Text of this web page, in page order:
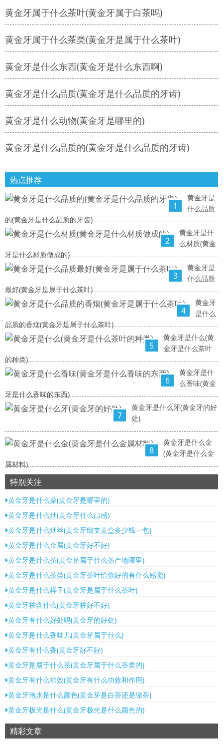
黄金牙属于什么茶叶(黄金牙属于白茶吗)
黄金牙属于什么茶类(黄金牙是属于什么茶叶)
黄金牙是什么东西(黄金牙是什么东西啊)
黄金牙是什么品质(黄金牙是什么品质的牙齿)
黄金牙是什么动物(黄金牙是哪里的)
黄金牙是什么品质的(黄金牙是什么品质的牙齿)
热点推荐
1
黄金牙是
什么品质
的(黄金牙是什么品质的牙齿)
2
黄金牙是什
么材质(黄金
牙是什么材质做成的)
3
黄金牙是
什么品质
最好(黄金牙是属于什么茶叶)
4
黄金牙
是什么
品质的香烟(黄金牙是属于什么茶叶)
5
黄金牙是什么(黄
金牙是什么茶叶
的种类)
6
黄金牙是什
么香味(黄金
牙是什么香味的东西)
7
黄金牙是什么牙(黄金牙的好
处)
8
黄金牙是什么金
(黄金牙是什么金
属材料)
特别关注
黄金牙是什么菜(黄金牙是哪里的)
黄金牙是什么烟(黄金牙什么口感)
黄金牙是什么烟丝(黄金牙细支黄盒多少钱一包)
黄金牙是什么金属(黄金牙好不好)
黄金牙是什么茶(黄金芽属于什么茶产地哪里)
黄金牙是什么茶类(黄金牙茶叶给你好的有什么感觉)
黄金牙是什么样子(黄金牙是属于什么茶叶)
黄金牙桩含什么(黄金牙桩好不好)
黄金牙有什么好处吗(黄金牙的好处)
黄金牙是什么香味儿(黄金芽属于什么)
黄金牙有什么香(黄金牙好不好)
黄金牙是属于什么茶(黄金牙属于什么茶类的)
黄金牙有什么功效(黄金牙有什么功效和作用)
黄金牙泡水是什么颜色(黄金芽是白茶还是绿茶)
黄金牙极光是什么(黄金牙极光是什么颜色的)
精彩文章